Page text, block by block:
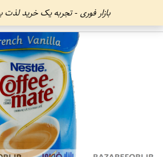
بازار فوری - تجربه یک خرید